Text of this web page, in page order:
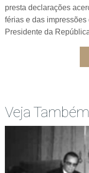
presta declarações
férias e das
Presidente da
Veja Também